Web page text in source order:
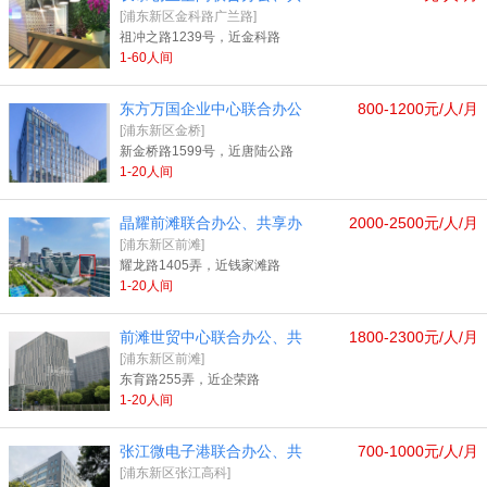
[浦东新区金科路广兰路]
祖冲之路1239号，近金科路
1-60人间
800-1200元/人/月
东方万国企业中心联合办公
[浦东新区金桥]
新金桥路1599号，近唐陆公路
1-20人间
2000-2500元/人/月
晶耀前滩联合办公、共享办
[浦东新区前滩]
耀龙路1405弄，近钱家滩路
1-20人间
1800-2300元/人/月
前滩世贸中心联合办公、共
[浦东新区前滩]
东育路255弄，近企荣路
1-20人间
700-1000元/人/月
张江微电子港联合办公、共
[浦东新区张江高科]